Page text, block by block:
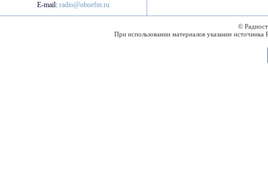
E-mail: radio@oboefm.ru
©
При использовании материалов указание